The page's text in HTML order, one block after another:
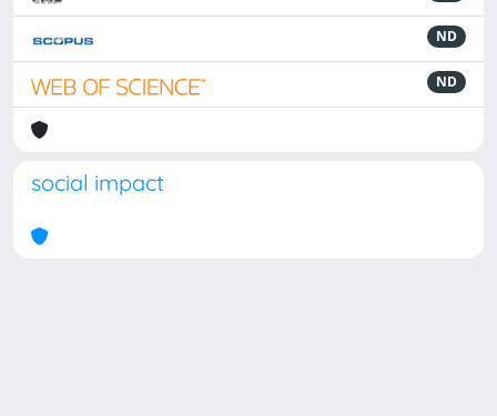
ND
ND
social impact